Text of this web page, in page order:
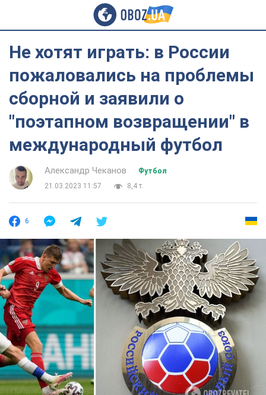
Не хотят играть: в России
пожаловались на проблемы
сборной и заявили о
"поэтапном возвращении" в
международный футбол
Александр Чеканов
Футбол
21.03.2023 11:57
8,4 т.
6